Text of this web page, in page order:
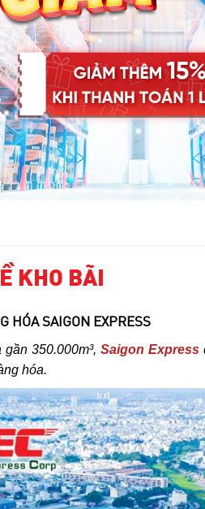
KHO BÃI
HÓA SAIGON EXPRESS
350.000m³, Saigon Express
hóa.